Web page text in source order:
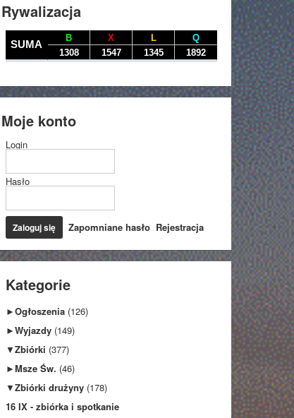
Rywalizacja
Moje konto
Login
Hasło
Zapomniane hasło Rejestracja
Kategorie
►Ogłoszenia (126)
►Wyjazdy (149)
▼Zbiórki (377)
►Msze Św. (46)
▼Zbiórki drużyny (178)
16 IX - zbiórka i spotkanie